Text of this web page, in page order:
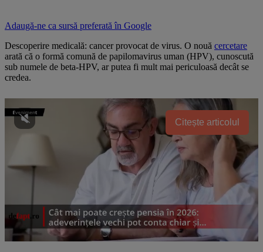
Adaugă-ne ca sursă preferată în Google
Descoperire medicală: cancer provocat de virus. O nouă cercetare
arată că o formă comună de papilomavirus uman (HPV), cunoscută
sub numele de beta-HPV, ar putea fi mult mai periculoasă decât se
credea.
Citește articolul